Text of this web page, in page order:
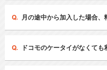
月の途中から加入した場合、
ドコモのケータイがなくても